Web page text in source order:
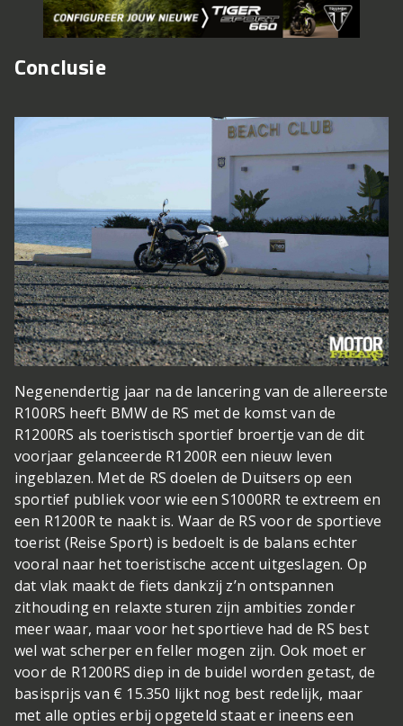
Conclusie
Negenendertig jaar na de lancering van de allereerste
R100RS heeft BMW de RS met de komst van de
R1200RS als toeristisch sportief broertje van de dit
voorjaar gelanceerde R1200R een nieuw leven
ingeblazen. Met de RS doelen de Duitsers op een
sportief publiek voor wie een S1000RR te extreem en
een R1200R te naakt is. Waar de RS voor de sportieve
toerist (Reise Sport) is bedoelt is de balans echter
vooral naar het toeristische accent uitgeslagen. Op
dat vlak maakt de fiets dankzij z’n ontspannen
zithouding en relaxte sturen zijn ambities zonder
meer waar, maar voor het sportieve had de RS best
wel wat scherper en feller mogen zijn. Ook moet er
voor de R1200RS diep in de buidel worden getast, de
basisprijs van € 15.350 lijkt nog best redelijk, maar
met alle opties erbij opgeteld staat er ineens een